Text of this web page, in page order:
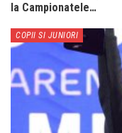
la Campionatele…
COPII SI JUNIORI